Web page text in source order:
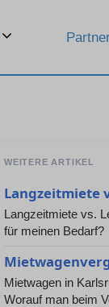
WEITERE ARTIKEL
Langzeitmiete
Langzeitmiete vs.
für meinen Bedarf?
Mietwagen in
Worauf man beim